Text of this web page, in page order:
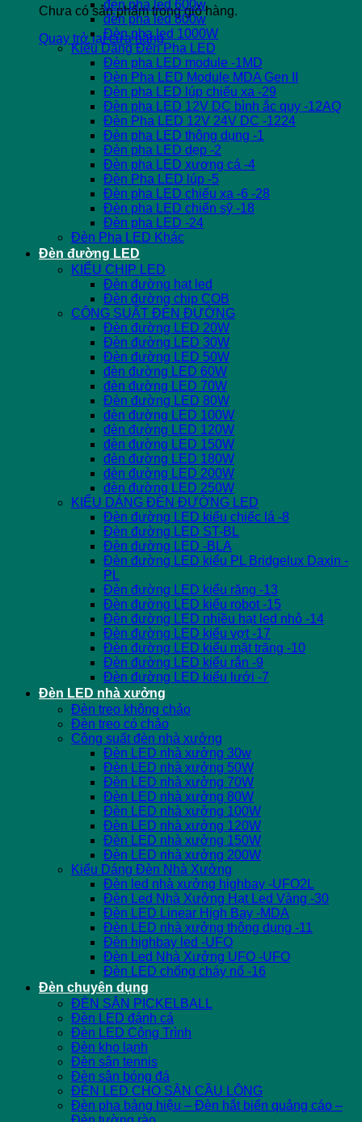
Chưa có sản phẩm trong giỏ hàng.
Quay trở lại cửa hàng
đèn pha led 600w
đèn pha led 800w
Đèn pha led 1000W
Kiểu Dáng Đèn Pha LED
Đèn pha LED module -1MD
Đèn Pha LED Module MDA Gen II
Đèn pha LED lúp chiếu xa -29
Đèn pha LED 12V DC bình ắc quy -12AQ
Đèn Pha LED 12V 24V DC -1224
Đèn pha LED thông dụng -1
Đèn pha LED dẹp -2
Đèn pha LED xương cá -4
Đèn Pha LED lúp -5
Đèn pha LED chiếu xa -6 -28
Đèn pha LED chiến sỹ -18
Đèn pha LED -24
Đèn Pha LED Khác
Đèn đường LED
KIỂU CHIP LED
Đèn đường hạt led
Đèn đường chip COB
CÔNG SUẤT ĐÈN ĐƯỜNG
Đèn đường LED 20W
Đèn đường LED 30W
Đèn đường LED 50W
đèn đường LED 60W
đèn đường LED 70W
Đèn đường LED 80W
đèn đường LED 100W
đèn đường LED 120W
đèn đường LED 150W
đèn đường LED 180W
đèn đường LED 200W
đèn đường LED 250W
KIỂU DÁNG ĐÈN ĐƯỜNG LED
Đèn đường LED kiểu chiếc lá -8
Đèn đường LED ST-BL
Đèn đường LED -BLA
Đèn đường LED kiểu PL Bridgelux Daxin -
PL
Đèn đường LED kiểu răng -13
Đèn đường LED kiểu robot -15
Đèn đường LED nhiều hạt led nhỏ -14
Đèn đường LED kiểu vợt -17
Đèn đường LED kiểu mặt trăng -10
Đèn đường LED kiểu rắn -9
Đèn đường LED kiểu lưới -7
Đèn LED nhà xưởng
Đèn treo không chảo
Đèn treo có chảo
Công suất đèn nhà xưởng
Đèn LED nhà xưởng 30w
Đèn LED nhà xưởng 50W
Đèn LED nhà xưởng 70W
Đèn LED nhà xưởng 80W
Đèn LED nhà xưởng 100W
Đèn LED nhà xưởng 120W
Đèn LED nhà xưởng 150W
Đèn LED nhà xưởng 200W
Kiểu Dáng Đèn Nhà Xưởng
Đèn led nhà xưởng highbay -UFO2L
Đèn Led Nhà Xưởng Hạt Led Vàng -30
Đèn LED Linear High Bay -MDA
Đèn LED nhà xưởng thông dụng -11
Đèn highbay led -UFO
Đèn Led Nhà Xưởng UFO -UFO
Đèn LED chống cháy nổ -16
Đèn chuyên dụng
ĐÈN SÂN PICKELBALL
Đèn LED đánh cá
Đèn LED Công Trình
Đèn kho lạnh
Đèn sân tennis
Đèn sân bóng đá
ĐÈN LED CHO SÂN CẦU LÔNG
Đèn pha bảng hiệu – Đèn hắt biển quảng cáo –